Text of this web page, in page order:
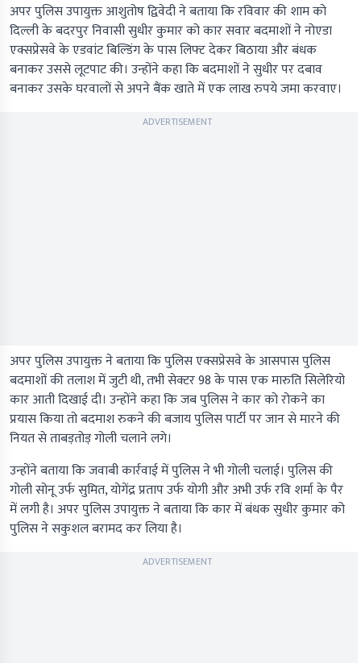
अपर पुलिस उपायुक्त आशुतोष द्विवेदी ने बताया कि रविवार की शाम को
दिल्ली के बदरपुर निवासी सुधीर कुमार को कार सवार बदमाशों ने नोएडा
एक्सप्रेसवे के एडवांट बिल्डिंग के पास लिफ्ट देकर बिठाया और बंधक
बनाकर उससे लूटपाट की। उन्होंने कहा कि बदमाशों ने सुधीर पर दबाव
बनाकर उसके घरवालों से अपने बैंक खाते में एक लाख रुपये जमा करवाए।
ADVERTISEMENT
अपर पुलिस उपायुक्त ने बताया कि पुलिस एक्सप्रेसवे के आसपास पुलिस
बदमाशों की तलाश में जुटी थी, तभी सेक्टर 98 के पास एक मारुति सिलेरियो
कार आती दिखाई दी। उन्होंने कहा कि जब पुलिस ने कार को रोकने का
प्रयास किया तो बदमाश रुकने की बजाय पुलिस पार्टी पर जान से मारने की
नियत से ताबड़तोड़ गोली चलाने लगे।
उन्होंने बताया कि जवाबी कार्रवाई में पुलिस ने भी गोली चलाई। पुलिस की
गोली सोनू उर्फ सुमित, योगेंद्र प्रताप उर्फ योगी और अभी उर्फ रवि शर्मा के पैर
में लगी है। अपर पुलिस उपायुक्त ने बताया कि कार में बंधक सुधीर कुमार को
पुलिस ने सकुशल बरामद कर लिया है।
ADVERTISEMENT